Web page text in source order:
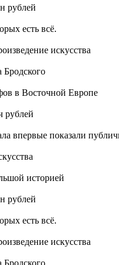
рублей
есть всё.
искусства
в Восточной Европе
рублей
впервые показали
историей
рублей
есть всё.
искусства